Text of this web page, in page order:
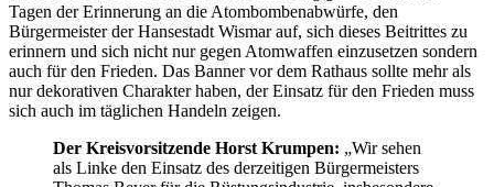
Tagen der Erinnerung an die Atombombenabwürfe, den
Bürgermeister der Hansestadt Wismar auf, sich dieses Beitrittes zu
erinnern und sich nicht nur gegen Atomwaffen einzusetzen sondern
auch für den Frieden. Das Banner vor dem Rathaus sollte mehr als
nur dekorativen Charakter haben, der Einsatz für den Frieden muss
sich auch im täglichen Handeln zeigen.
Der Kreisvorsitzende Horst Krumpen: „Wir sehen
als Linke den Einsatz des derzeitigen Bürgermeisters